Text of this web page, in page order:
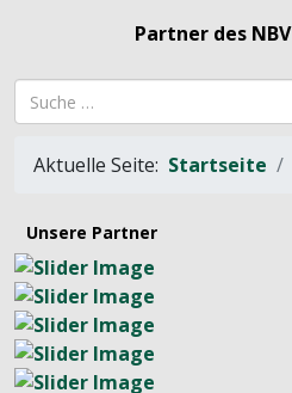
Partner des NBV
Suchbegriff
Aktuelle Seite: Startseite
Unsere Partner